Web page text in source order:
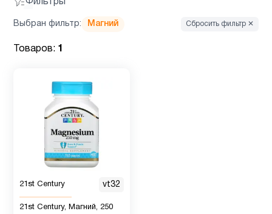
Фильтры
1
похудения
Железо 1
Женщинам 7
Иммунитет
Выбран фильтр: Магний Сбросить фильтр ✕
Товаров: 1
21st Century vt32
21st Century, Магний, 250